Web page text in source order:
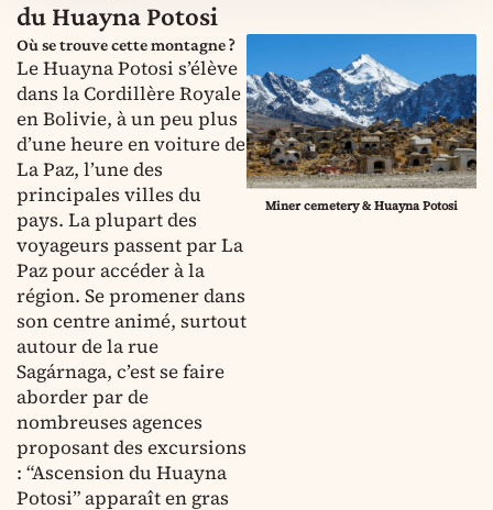
du Huayna Potosi
Où se trouve cette montagne ?
Le Huayna Potosi s’élève
dans la Cordillère Royale
en Bolivie, à un peu plus
d’une heure en voiture de
La Paz, l’une des
principales villes du
pays. La plupart des
voyageurs passent par La
Paz pour accéder à la
région. Se promener dans
son centre animé, surtout
autour de la rue
Sagárnaga, c’est se faire
aborder par de
nombreuses agences
proposant des excursions
: “Ascension du Huayna
Potosi” apparaît en gras
Miner cemetery & Huayna Potosi